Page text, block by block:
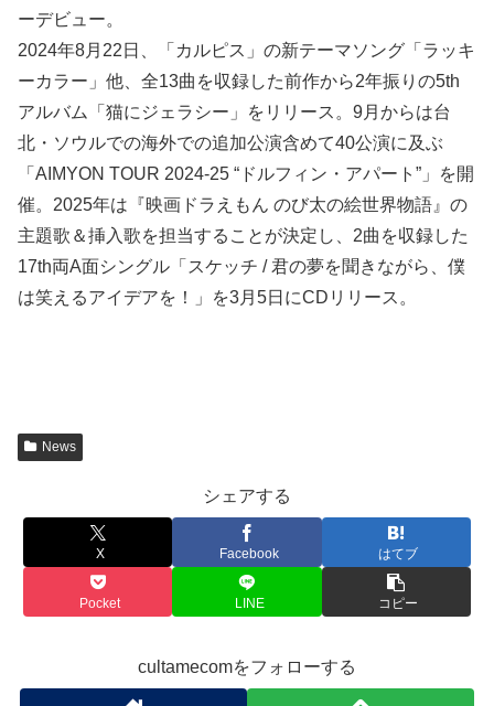
ーデビュー。
2024年8月22日、「カルピス」の新テーマソング「ラッキ
ーカラー」他、全13曲を収録した前作から2年振りの5th
アルバム「猫にジェラシー」をリリース。9月からは台
北・ソウルでの海外での追加公演含めて40公演に及ぶ
「AIMYON TOUR 2024-25 “ドルフィン・アパート”」を開
催。2025年は『映画ドラえもん のび太の絵世界物語』の
主題歌＆挿入歌を担当することが決定し、2曲を収録した
17th両A面シングル「スケッチ / 君の夢を聞きながら、僕
は笑えるアイデアを！」を3月5日にCDリリース。
News
シェアする
X Facebook はてブ
Pocket LINE コピー
cultamecomをフォローする